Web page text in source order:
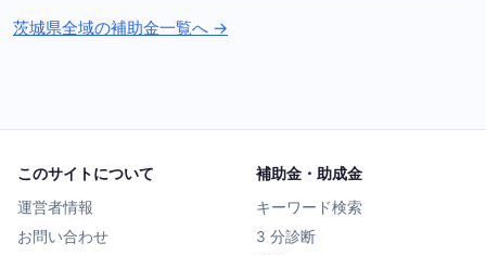
茨城県全域の補助金一覧へ →
このサイトについて
運営者情報
お問い合わせ
補助金・助成金
キーワード検索
3 分診断